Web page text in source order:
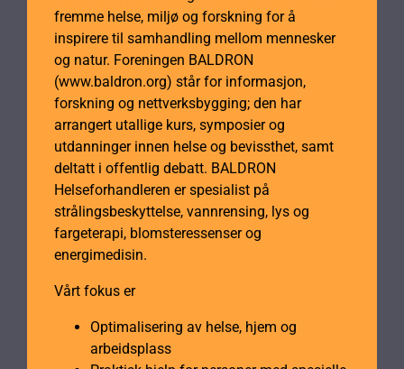
fremme helse, miljø og forskning for å
inspirere til samhandling mellom mennesker
og natur. Foreningen BALDRON
(www.baldron.org) står for informasjon,
forskning og nettverksbygging; den har
arrangert utallige kurs, symposier og
utdanninger innen helse og bevissthet, samt
deltatt i offentlig debatt. BALDRON
Helseforhandleren er spesialist på
strålingsbeskyttelse, vannrensing, lys og
fargeterapi, blomsteressenser og
energimedisin.
Vårt fokus er
Optimalisering av helse, hjem og
arbeidsplass